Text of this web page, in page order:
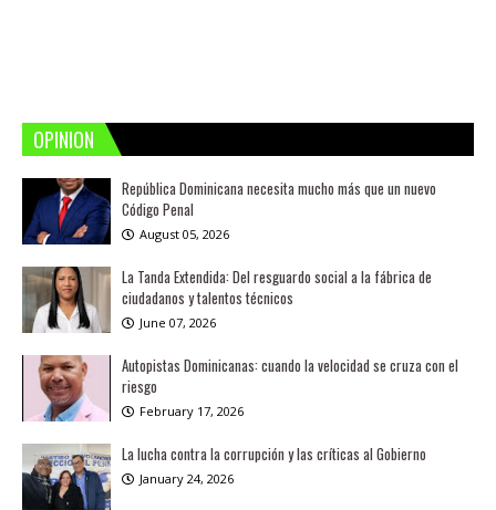
OPINION
República Dominicana necesita mucho más que un nuevo
Código Penal
August 05, 2026
La Tanda Extendida: Del resguardo social a la fábrica de
ciudadanos y talentos técnicos
June 07, 2026
Autopistas Dominicanas: cuando la velocidad se cruza con el
riesgo
February 17, 2026
La lucha contra la corrupción y las críticas al Gobierno
January 24, 2026